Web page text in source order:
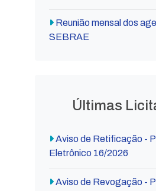
Reunião mensal dos
SEBRAE
Últimas
Aviso de Retificação -
Eletrônico 16/2026
Aviso de Revogação -